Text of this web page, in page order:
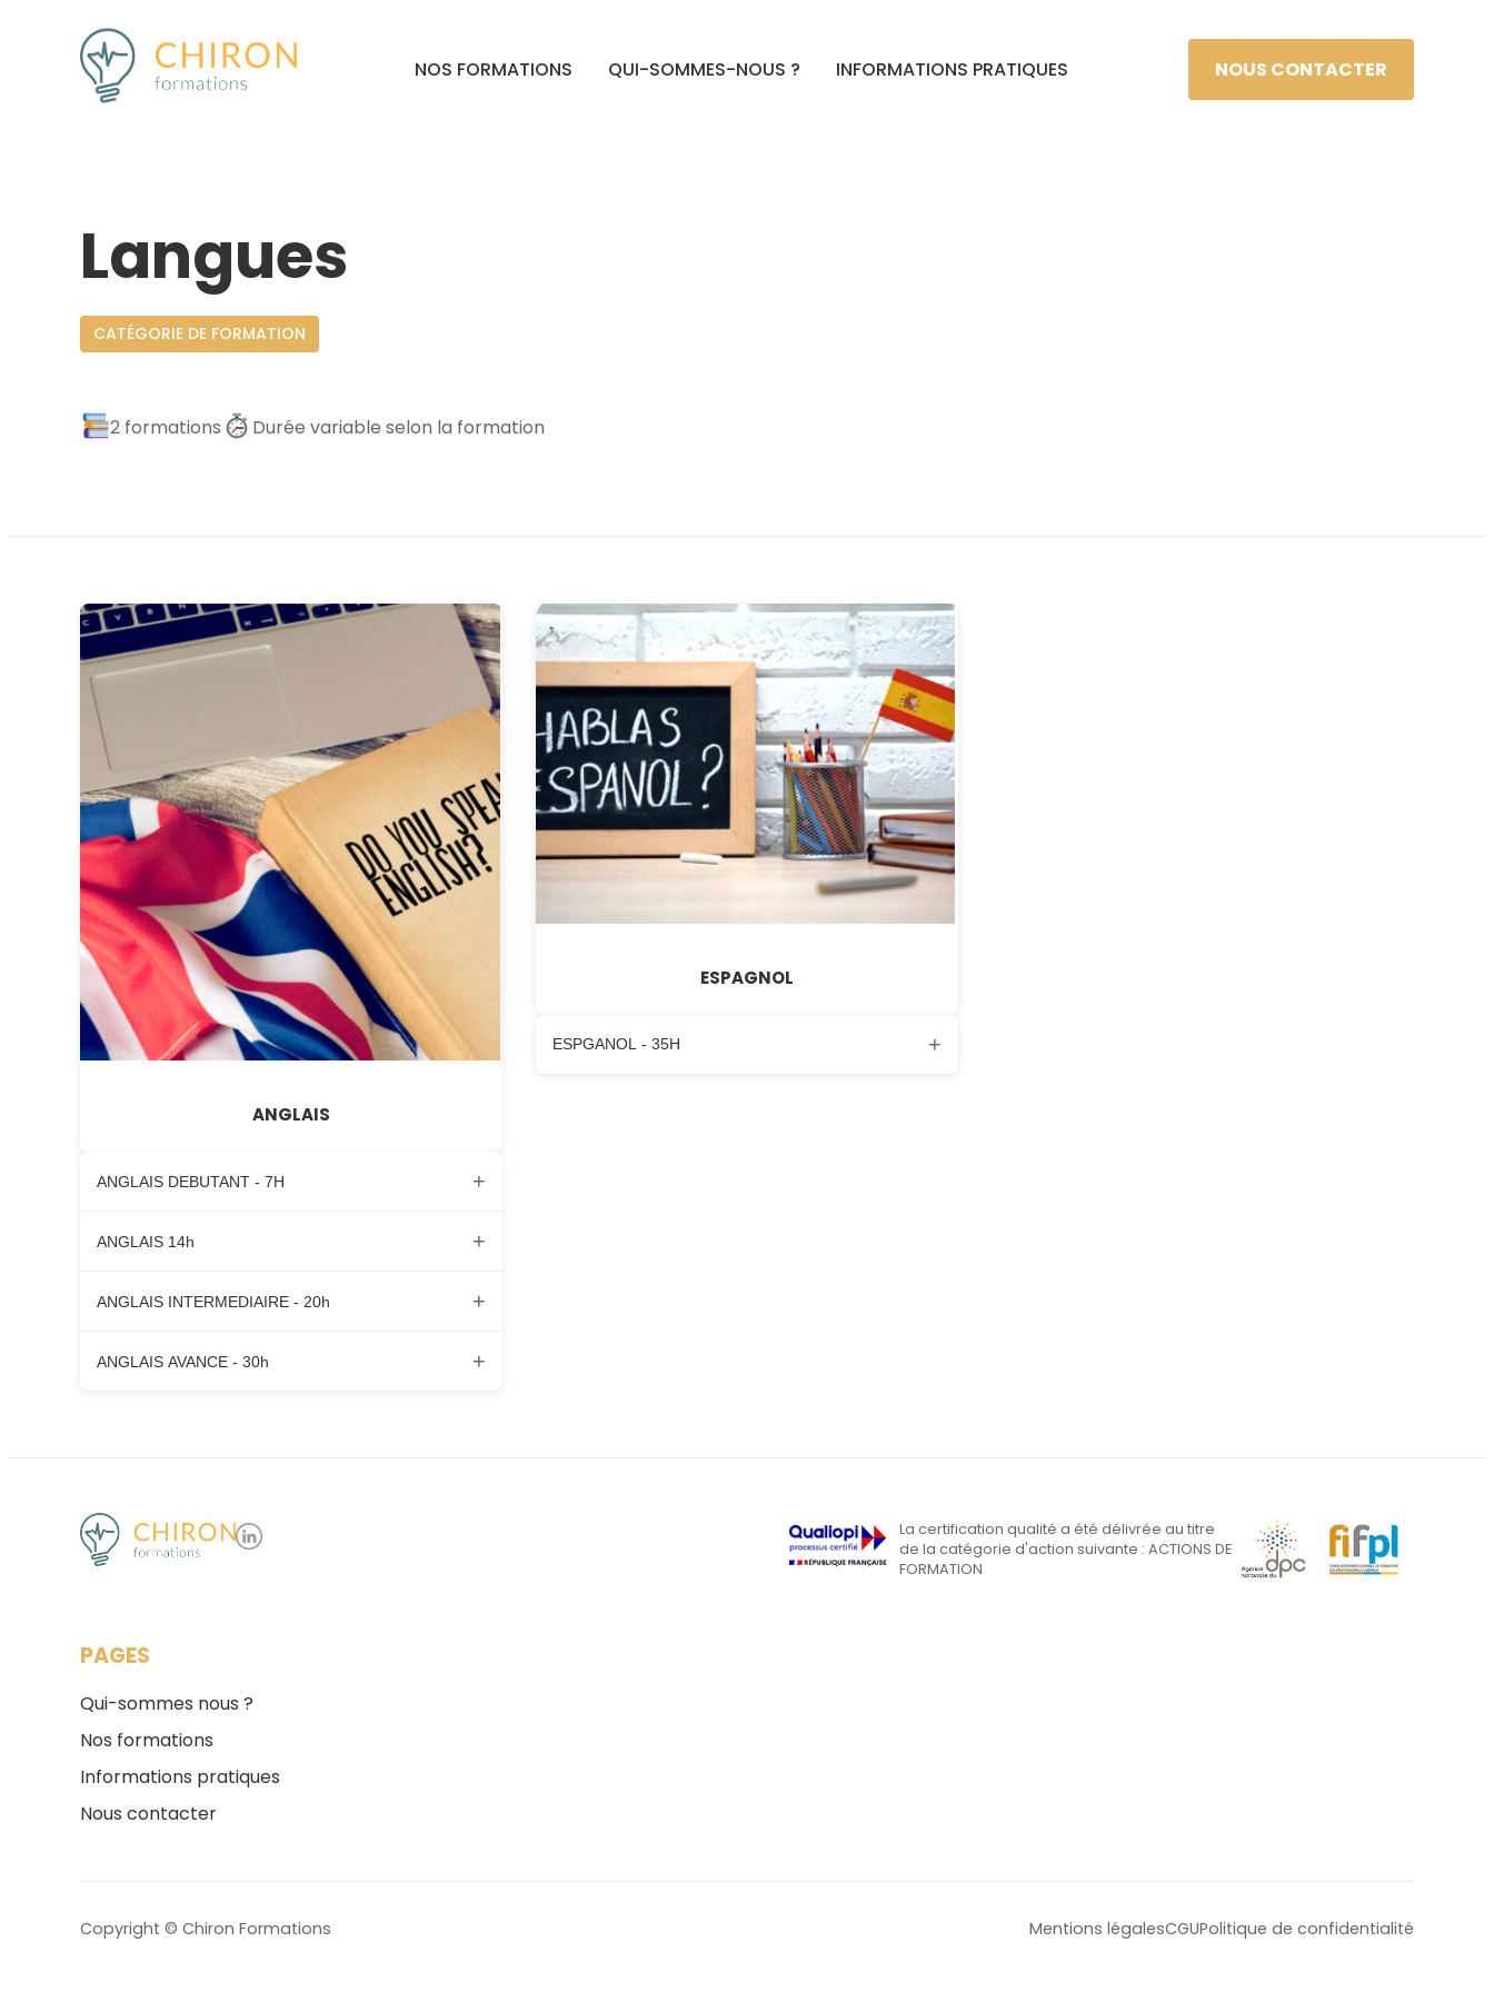
NOS FORMATIONS QUI-SOMMES-NOUS ? INFORMATIONS PRATIQUES NOUS CONTACTER
Langues
CATÉGORIE DE FORMATION
2 formations Durée variable selon la formation
ANGLAIS
ANGLAIS DEBUTANT - 7H +
ANGLAIS 14h +
ANGLAIS INTERMEDIAIRE - 20h +
ANGLAIS AVANCE - 30h +
ESPAGNOL
ESPGANOL - 35H +
La certification qualité a été délivrée au titre
de la catégorie d'action suivante : ACTIONS DE
FORMATION
PAGES
Qui-sommes nous ?
Nos formations
Informations pratiques
Nous contacter
Copyright © Chiron Formations Mentions légalesCGUPolitique de confidentialité